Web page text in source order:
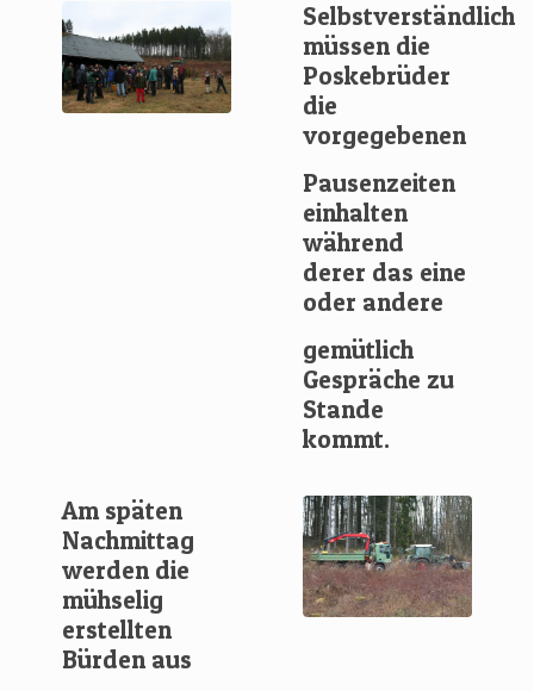
Selbstverständlich
müssen die
Poskebrüder
die
vorgegebenen
Pausenzeiten
einhalten
während
derer das eine
oder andere
gemütlich
Gespräche zu
Stande
kommt.
Am späten
Nachmittag
werden die
mühselig
erstellten
Bürden aus